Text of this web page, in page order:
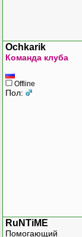
Ochkarik
Команда клуба
Offline
Пол:
RuNTiME
Помогающий